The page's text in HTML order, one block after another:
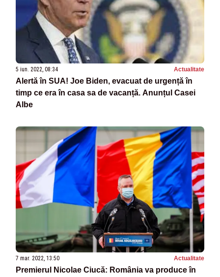
5 iun. 2022, 08:34 Actualitate
Alertă în SUA! Joe Biden, evacuat de urgență în
timp ce era în casa sa de vacanță. Anunțul Casei
Albe
7 mar. 2022, 13:50 Actualitate
Premierul Nicolae Ciucă: România va produce în